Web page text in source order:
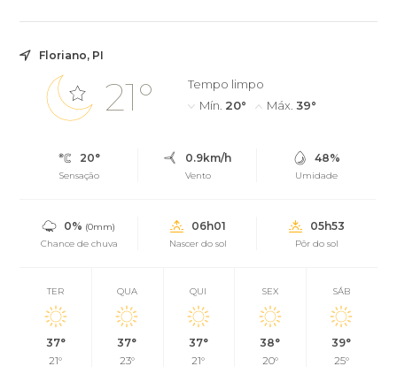
Floriano, PI
21°
Tempo limpo
Mín. 20° Máx. 39°
20°
Sensação
0.9km/h
Vento
48%
Umidade
0% (0mm)
Chance de chuva
06h01
Nascer do sol
05h53
Pôr do sol
TER
37°
21°
QUA
37°
23°
QUI
37°
21°
SEX
38°
20°
SÁB
39°
25°